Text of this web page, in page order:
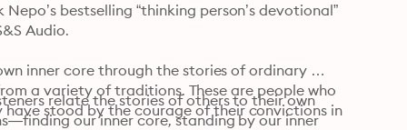
bestselling “thinking person’s devotional”
Audio.
inner core through the stories of ordinary
a variety of traditions. These are people who
have stood by the courage of their convictions in
relate the stories of others to their own
our inner core, standing by our inner